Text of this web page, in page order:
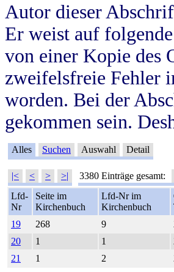
Autor dieser
Er weist auf
von einer Kopie des
zweifelsfreie Fehler
worden. Bei der
gekommen sein.
Alles Suchen Auswahl Detail
|< < > >| 3380 Einträge gesamt:
Lfd-
Nr
Seite im
Kirchenbuch
Lfd-Nr im
Kirchenbuch
19
268 9
20
1 1
21
1 2